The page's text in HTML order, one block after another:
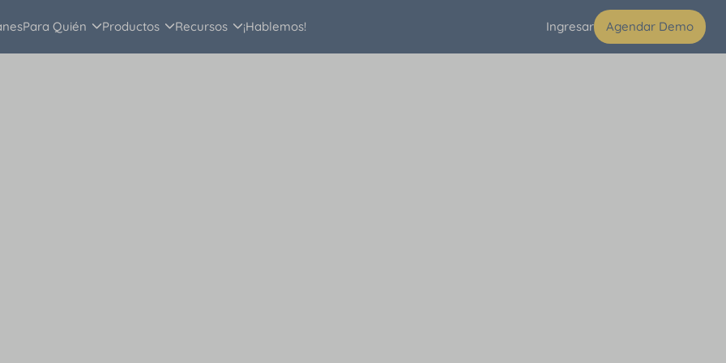
Para Quién Productos Recursos ¡Hablemos! Ingresar Agendar Demo